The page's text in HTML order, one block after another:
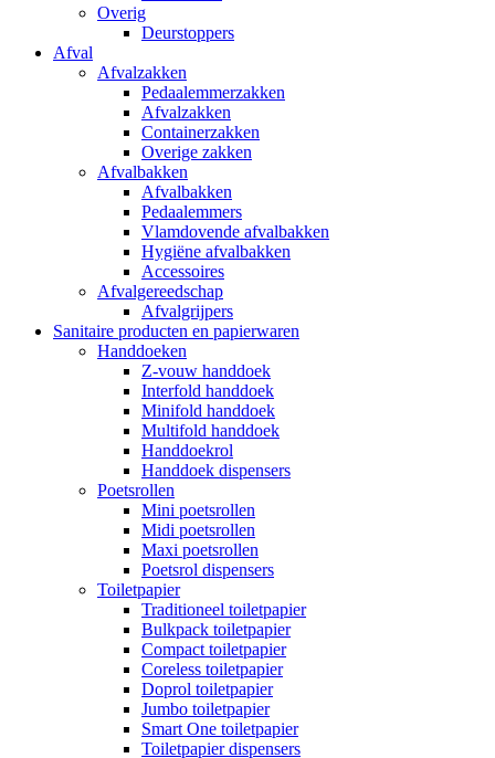
Overig
Deurstoppers
Afval
Afvalzakken
Pedaalemmerzakken
Afvalzakken
Containerzakken
Overige zakken
Afvalbakken
Afvalbakken
Pedaalemmers
Vlamdovende afvalbakken
Hygiëne afvalbakken
Accessoires
Afvalgereedschap
Afvalgrijpers
Sanitaire producten en papierwaren
Handdoeken
Z-vouw handdoek
Interfold handdoek
Minifold handdoek
Multifold handdoek
Handdoekrol
Handdoek dispensers
Poetsrollen
Mini poetsrollen
Midi poetsrollen
Maxi poetsrollen
Poetsrol dispensers
Toiletpapier
Traditioneel toiletpapier
Bulkpack toiletpapier
Compact toiletpapier
Coreless toiletpapier
Doprol toiletpapier
Jumbo toiletpapier
Smart One toiletpapier
Toiletpapier dispensers